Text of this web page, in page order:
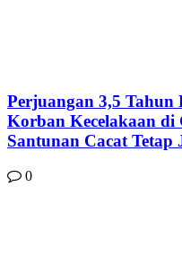
Perjuangan 3,5 Tahun
Korban Kecelakaan
Santunan Cacat Tetap
0